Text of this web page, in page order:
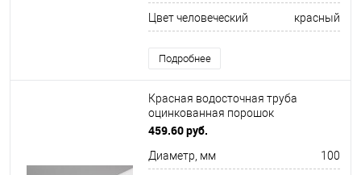
Цвет человеческий красный
Подробнее
Красная водосточная труба
оцинкованная порошок
ф100х1250мм RAL 3003
459.60 руб.
Диаметр, мм 100